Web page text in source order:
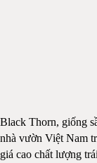
Black Thorn, giống
nhà vườn Việt Nam
giá cao chất lượng